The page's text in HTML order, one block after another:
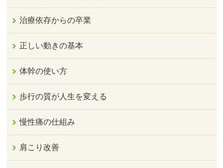
治療依存からの卒業
正しい動きの基本
体幹の使い方
歩行の質が人生を変える
慢性痛の仕組み
肩こり改善